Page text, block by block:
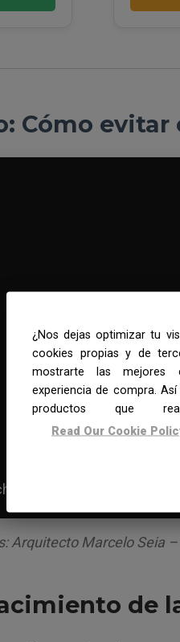
Cómo
Arquitecto Marcelo Seia
de
¿Nos dejas optimizar tu
cookies propias y de
mostrarte las mejores
experiencia de compra.
productos que
Read Our Cookie